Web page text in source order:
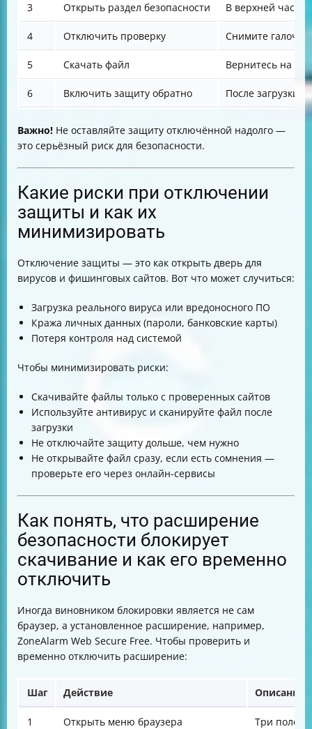
3 Открыть раздел безопасности В верхней части
4 Отключить проверку Снимите
5 Скачать файл Вернитесь на
6 Включить защиту обратно После загрузки
Важно! Не оставляйте защиту отключённой надолго —
это серьёзный риск для безопасности.
Какие риски при отключении
защиты и как их
минимизировать
Отключение защиты — это как открыть дверь для
вирусов и фишинговых сайтов. Вот что может случиться:
Загрузка реального вируса или вредоносного ПО
Кража личных данных (пароли, банковские карты)
Потеря контроля над системой
Чтобы минимизировать риски:
Скачивайте файлы только с проверенных сайтов
Используйте антивирус и сканируйте файл после
загрузки
Не отключайте защиту дольше, чем нужно
Не открывайте файл сразу, если есть сомнения —
проверьте его через онлайн-сервисы
Как понять, что расширение
безопасности блокирует
скачивание и как его временно
отключить
Иногда виновником блокировки является не сам
браузер, а установленное расширение, например,
ZoneAlarm Web Secure Free. Чтобы проверить и
временно отключить расширение:
Шаг Действие Описание
1 Открыть меню браузера Три